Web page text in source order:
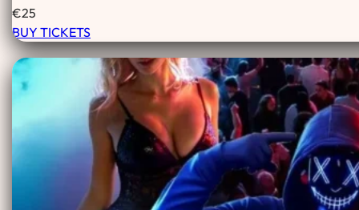
€25
BUY TICKETS